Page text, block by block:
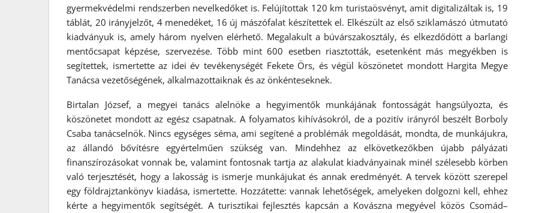
gyermekvédelmi rendszerben nevelkedőket is. Felújítottak 120 km turistaösvényt, amit digitalizáltak is, 19
táblát, 20 irányjelzőt, 4 menedéket, 16 új mászófalat készítettek el. Elkészült az első sziklamászó útmutató
kiadványuk is, amely három nyelven elérhető. Megalakult a búvárszakosztály, és elkezdődött a barlangi
mentőcsapat képzése, szervezése. Több mint 600 esetben riasztották, esetenként más megyékben is
segítettek, ismertette az idei év tevékenységét Fekete Örs, és végül köszönetet mondott Hargita Megye
Tanácsa vezetőségének, alkalmazottaiknak és az önkénteseknek.
Birtalan József, a megyei tanács alelnöke a hegyimentők munkájának fontosságát hangsúlyozta, és
köszönetet mondott az egész csapatnak. A folyamatos kihívásokról, de a pozitív irányról beszélt Borboly
Csaba tanácselnök. Nincs egységes séma, ami segítené a problémák megoldását, mondta, de munkájukra,
az állandó bővítésre egyértelműen szükség van. Mindehhez az elkövetkezőkben újabb pályázati
finanszírozásokat vonnak be, valamint fontosnak tartja az alakulat kiadványainak minél szélesebb körben
való terjesztését, hogy a lakosság is ismerje munkájukat és annak eredményét. A tervek között szerepel
egy földrajztankönyv kiadása, ismertette. Hozzátette: vannak lehetőségek, amelyeken dolgozni kell, ehhez
kérte a hegyimentők segítségét. A turisztikai fejlesztés kapcsán a Kovászna megyével közös Csomád–